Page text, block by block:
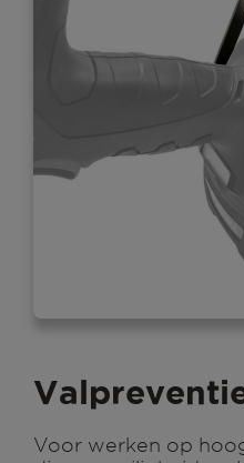
Voor werken op